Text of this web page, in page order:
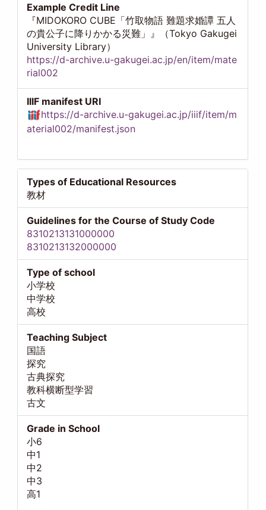
Example Credit Line
『MIDOKORO CUBE「竹取物語 難題求婚譚 五人
の貴公子に降りかかる災難」』（Tokyo Gakugei
University Library）
https://d-archive.u-gakugei.ac.jp/en/item/mate
rial002
IIIF manifest URI
https://d-archive.u-gakugei.ac.jp/iiif/item/m
aterial002/manifest.json
Types of Educational Resources
教材
Guidelines for the Course of Study Code
8310213131000000
8310213132000000
Type of school
小学校
中学校
高校
Teaching Subject
国語
探究
古典探究
教科横断型学習
古文
Grade in School
小6
中1
中2
中3
高1